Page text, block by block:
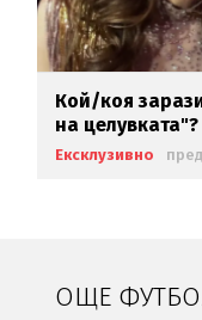
Кой/коя
на целувката"?
Ексклузивно
ОЩЕ